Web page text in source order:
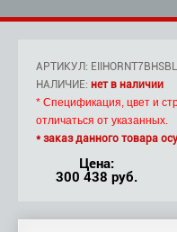
АРТИКУЛ:
НАЛИЧИЕ: нет в наличии
* Спецификация, цвет и
отличаться от указанных.
* заказ данного товара
Цена:
300 438 руб.